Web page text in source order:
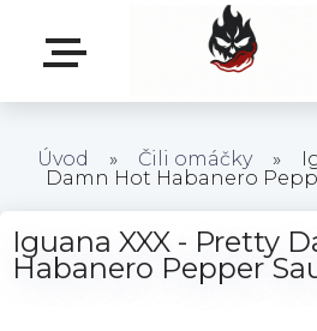
Úvod » Čili omáčky »
Damn Hot Habanero
Iguana XXX - Pretty
Habanero Pepper